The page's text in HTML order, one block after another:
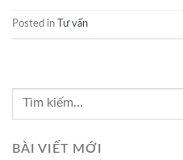
Posted in Tư vấn
BÀI VIẾT MỚI